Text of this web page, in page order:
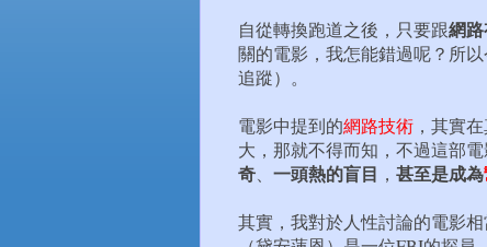
自從轉換跑道之後，只要跟網
關的電影，我怎能錯過呢？所
追蹤）。
電影中提到的網路技術 ，其實
大，那就不得而知，不過這部
奇
一頭熱的盲目 ， 甚至是成為
其實，我對於人性討論的電影